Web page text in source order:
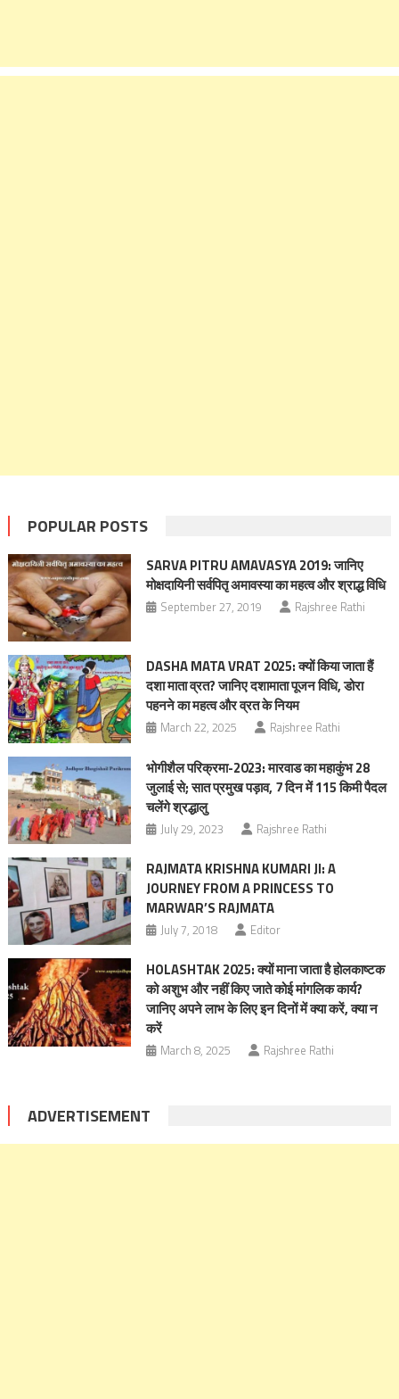
POPULAR POSTS
SARVA PITRU AMAVASYA 2019: जानिए
मोक्षदायिनी सर्वपितृ अमावस्या का महत्‍व और श्राद्ध विधि
September 27, 2019 Rajshree Rathi
DASHA MATA VRAT 2025: क्यों किया जाता हैं
दशा माता व्रत? जानिए दशामाता पूजन विधि, डोरा
पहनने का महत्व और व्रत के नियम
March 22, 2025 Rajshree Rathi
भोगीशैल परिक्रमा-2023: मारवाड का महाकुंभ 28
जुलाई से; सात प्रमुख पड़ाव, 7 दिन में 115 किमी पैदल
चलेंगे श्रद्धालु
July 29, 2023 Rajshree Rathi
RAJMATA KRISHNA KUMARI JI: A
JOURNEY FROM A PRINCESS TO
MARWAR’S RAJMATA
July 7, 2018 Editor
HOLASHTAK 2025: क्यों माना जाता है हाेलकाष्टक
को अशुभ और नहीं किए जाते कोई मांगलिक कार्य?
जानिए अपने लाभ के लिए इन दिनों में क्या करें, क्या न
करें
March 8, 2025 Rajshree Rathi
ADVERTISEMENT